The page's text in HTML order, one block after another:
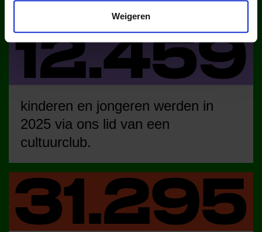
Weigeren
kinderen en jongeren werden in
2025 via ons lid van een
cultuurclub.